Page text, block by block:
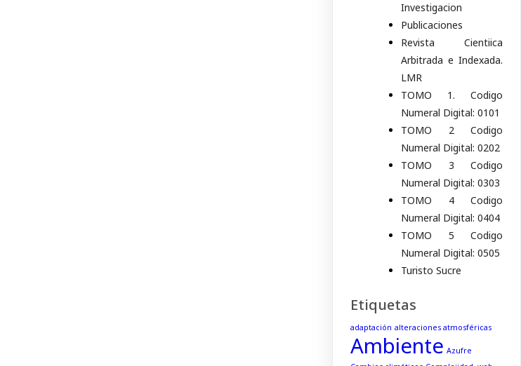
Investigacion
Publicaciones
Revista Cientiica
Arbitrada e Indexada.
LMR
TOMO 1. Codigo
Numeral Digital: 0101
TOMO 2 Codigo
Numeral Digital: 0202
TOMO 3 Codigo
Numeral Digital: 0303
TOMO 4 Codigo
Numeral Digital: 0404
TOMO 5 Codigo
Numeral Digital: 0505
Turisto Sucre
Etiquetas
adaptación alteraciones atmosféricas
Ambiente Azufre